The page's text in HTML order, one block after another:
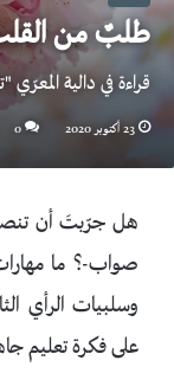
طلبٌ من
قراءة في دالية
23 أكتوبر 2020 0
هل جرّبتَ أن
صواب-؟ ما
وسلبيات الرأي
على فكرة تعليم